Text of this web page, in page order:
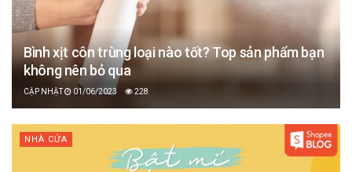
Bình xịt côn trùng loại nào tốt? Top sản phẩm bạn
không nên bỏ qua
01/06/2023 228
NHÀ CỬA